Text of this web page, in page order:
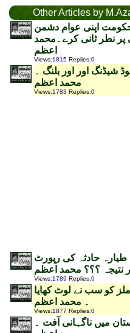
Other Articles by
اپنی عوام دشمن
پر نطر ثانی کرے۔محمد
اعظم
Views:1815 Replies:0
شیڈنگ اور اور بلنگ ۔
محمد اعظم
Views:1783 Replies:0
حادثہ کی رپورٹ
نتیجہ ؟؟؟ محمد اعظم
Views:1789 Replies:0
کو سب نے لوٹ کھایا
۔ محمد اعظم
Views:1877 Replies:0
میں ناگہانی آفت ۔